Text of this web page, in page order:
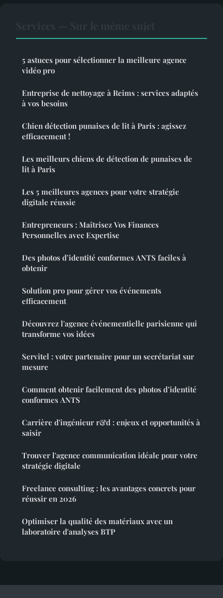
5 astuces pour sélectionner la meilleure agence
vidéo pro
Entreprise de nettoyage à Reims : services adaptés
à vos besoins
Chien détection punaises de lit à Paris : agissez
efficacement !
Les meilleurs chiens de détection de punaises de
lit à Paris
Les 5 meilleures agences pour votre stratégie
digitale réussie
Entrepreneurs : Maîtrisez Vos Finances
Personnelles avec Expertise
Des photos d’identité conformes ANTS faciles à
obtenir
Solution pro pour gérer vos événements
efficacement
Découvrez l'agence événementielle parisienne qui
transforme vos idées
Servitel : votre partenaire pour un secrétariat sur
mesure
Comment obtenir facilement des photos d’identité
conformes ANTS
Carrière d'ingénieur r&d : enjeux et opportunités à
saisir
Trouver l'agence communication idéale pour votre
stratégie digitale
Freelance consulting : les avantages concrets pour
réussir en 2026
Optimiser la qualité des matériaux avec un
laboratoire d'analyses BTP